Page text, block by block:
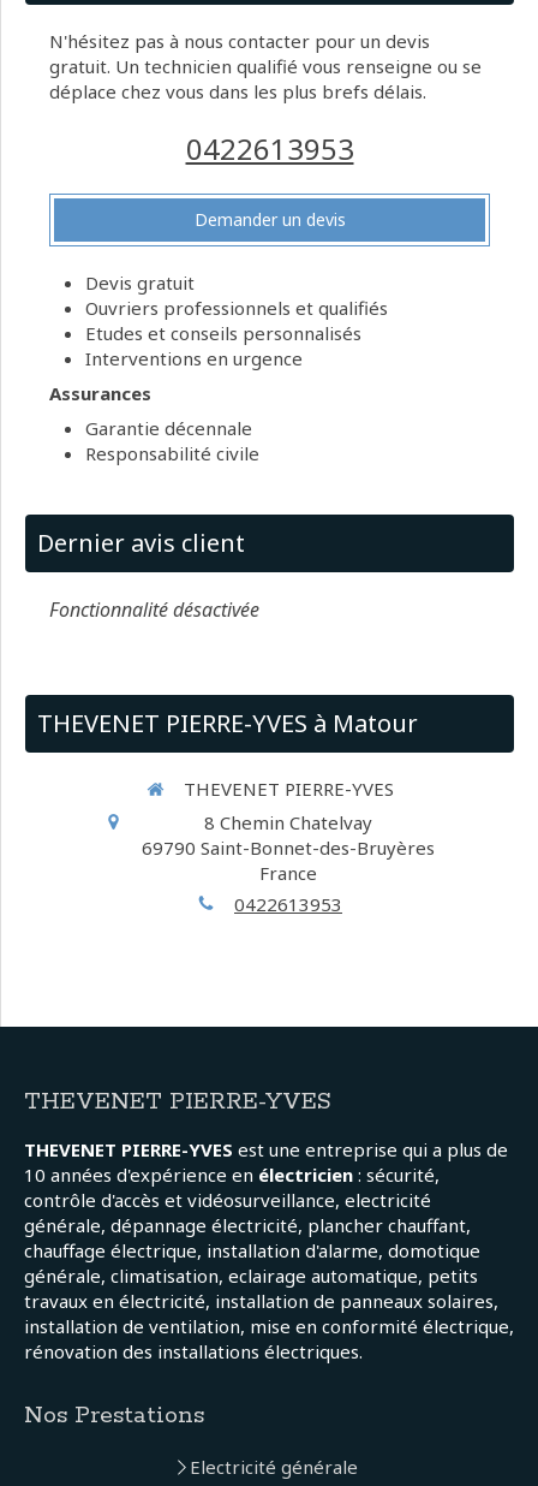
N'hésitez pas à nous contacter pour un devis
gratuit. Un technicien qualifié vous renseigne ou se
déplace chez vous dans les plus brefs délais.
0422613953
Demander un devis
Devis gratuit
Ouvriers professionnels et qualifiés
Etudes et conseils personnalisés
Interventions en urgence
Assurances
Garantie décennale
Responsabilité civile
Dernier avis client
Fonctionnalité désactivée
THEVENET PIERRE-YVES à Matour
THEVENET PIERRE-YVES
8 Chemin Chatelvay
69790 Saint-Bonnet-des-Bruyères
France
0422613953
THEVENET PIERRE-YVES
THEVENET PIERRE-YVES est une entreprise qui a plus de
10 années d'expérience en électricien : sécurité,
contrôle d'accès et vidéosurveillance, electricité
générale, dépannage électricité, plancher chauffant,
chauffage électrique, installation d'alarme, domotique
générale, climatisation, eclairage automatique, petits
travaux en électricité, installation de panneaux solaires,
installation de ventilation, mise en conformité électrique,
rénovation des installations électriques.
Nos Prestations
Electricité générale